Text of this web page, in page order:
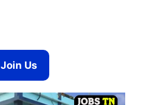
Join Us